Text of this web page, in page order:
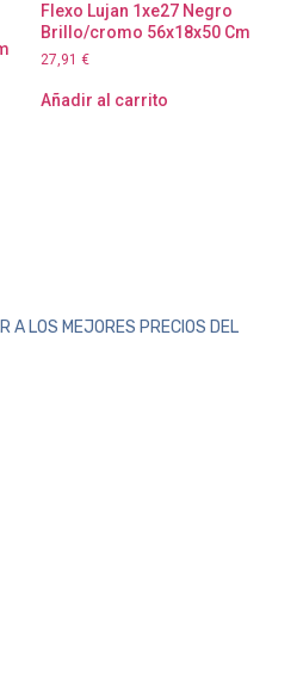
Flexo Lujan 1xe27 Negro
Brillo/cromo 56x18x50 Cm
27,91 €
Añadir al carrito
A LOS MEJORES PRECIOS DEL